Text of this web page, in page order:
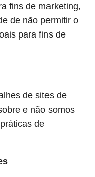
fins de marketing,
de não permitir o
para fins de
de sites de
e não somos
de